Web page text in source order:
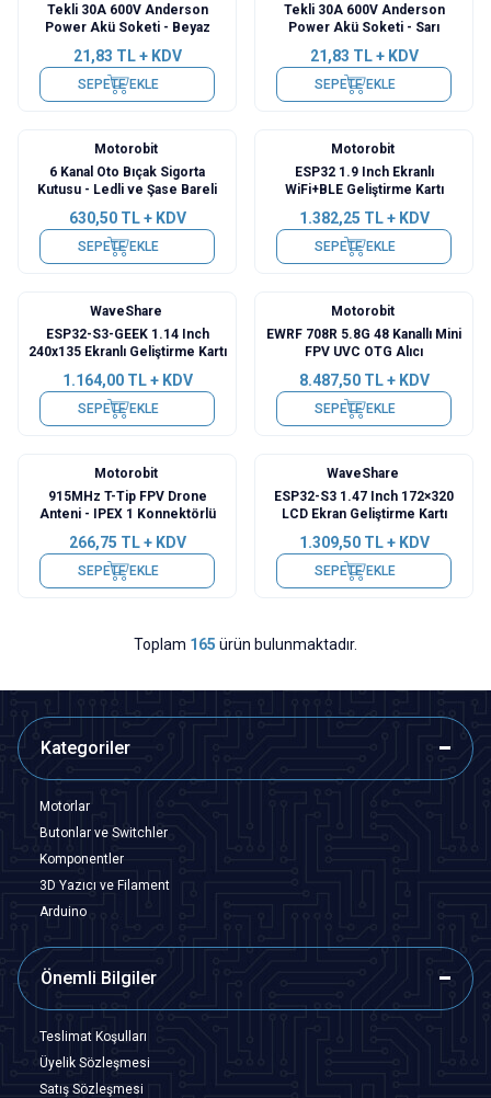
Tekli 30A 600V Anderson
Power Akü Soketi - Beyaz
21,83 TL + KDV
SEPETE EKLE
Tekli 30A 600V Anderson
Power Akü Soketi - Sarı
21,83 TL + KDV
SEPETE EKLE
Motorobit
6 Kanal Oto Bıçak Sigorta
Kutusu - Ledli ve Şase Bareli
630,50TL + KDV
SEPETE EKLE
Motorobit
ESP32 1.9 Inch Ekranlı
WiFi+BLE Geliştirme Kartı
1.382,25 TL + KDV
SEPETE EKLE
WaveShare
ESP32-S3-GEEK 1.14 Inch
240x135 Ekranlı Geliştirme Kartı
1.164,00TL + KDV
SEPETE EKLE
Motorobit
EWRF 708R 5.8G 48 Kanallı Mini
FPV UVC OTG Alıcı
8.487,50TL + KDV
SEPETE EKLE
Motorobit
915MHz T-Tip FPV Drone
Anteni - IPEX 1 Konnektörlü
266,75 TL + KDV
SEPETE EKLE
WaveShare
ESP32-S3 1.47 Inch 172×320
LCD Ekran Geliştirme Kartı
1.309,50TL + KDV
SEPETE EKLE
Toplam 165 ürün bulunmaktadır.
Kategoriler
Motorlar
Butonlar ve Switchler
Komponentler
3D Yazıcı ve Filament
Arduino
Önemli Bilgiler
Teslimat Koşulları
Üyelik Sözleşmesi
Satış Sözleşmesi